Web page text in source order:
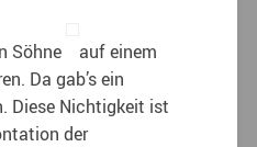
Söhne
auf einem
Da gab’s ein
Diese Nichtigkeit ist
der